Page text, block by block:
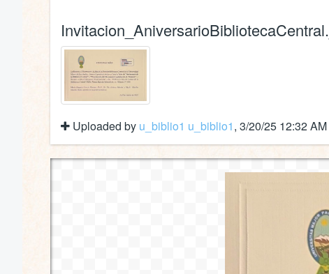
Uploaded by u_biblio1 u_biblio1, 3/20/25 12:32 AM